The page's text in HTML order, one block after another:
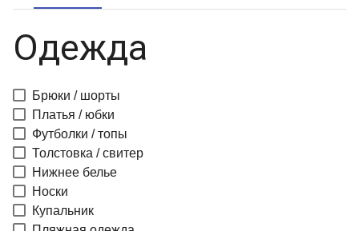
Одежда
Брюки / шорты
Платья / юбки
Футболки / топы
Толстовка / свитер
Нижнее белье
Носки
Купальник